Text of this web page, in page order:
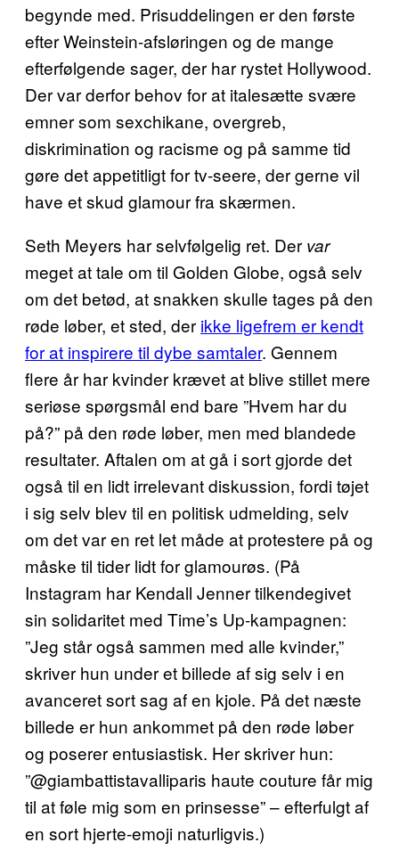
begynde med. Prisuddelingen er den første
efter Weinstein-afsløringen og de mange
efterfølgende sager, der har rystet Hollywood.
Der var derfor behov for at italesætte svære
emner som sexchikane, overgreb,
diskrimination og racisme og på samme tid
gøre det appetitligt for tv-seere, der gerne vil
have et skud glamour fra skærmen.
Seth Meyers har selvfølgelig ret. Der var
meget at tale om til Golden Globe, også selv
om det betød, at snakken skulle tages på den
røde løber, et sted, der ikke ligefrem er kendt
for at inspirere til dybe samtaler. Gennem
flere år har kvinder krævet at blive stillet mere
seriøse spørgsmål end bare ”Hvem har du
på?” på den røde løber, men med blandede
resultater. Aftalen om at gå i sort gjorde det
også til en lidt irrelevant diskussion, fordi tøjet
i sig selv blev til en politisk udmelding, selv
om det var en ret let måde at protestere på og
måske til tider lidt for glamourøs. (På
Instagram har Kendall Jenner tilkendegivet
sin solidaritet med Time’s Up-kampagnen:
”Jeg står også sammen med alle kvinder,”
skriver hun under et billede af sig selv i en
avanceret sort sag af en kjole. På det næste
billede er hun ankommet på den røde løber
og poserer entusiastisk. Her skriver hun:
”@giambattistavalliparis haute couture får mig
til at føle mig som en prinsesse” – efterfulgt af
en sort hjerte-emoji naturligvis.)